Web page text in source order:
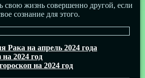
свою жизнь совершенно другой, если
сознание для этого.
Рака на апрель 2024 года
на 2024 год
на 2024 год